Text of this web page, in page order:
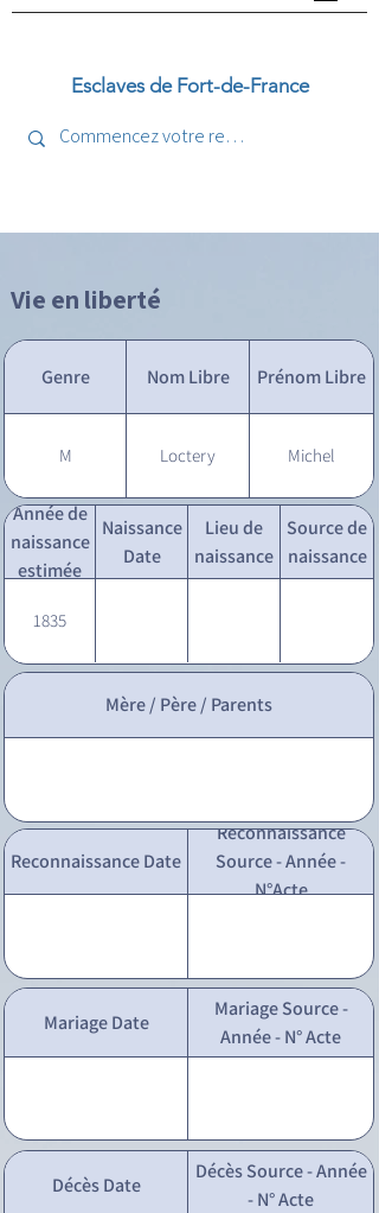
Esclaves de Fort-de-France
Vie en liberté
Genre Nom Libre Prénom Libre
M Loctery Michel
Année de
naissance
estimée
Naissance
Date
Lieu de
naissance
Source de
naissance
1835
Mère / Père / Parents
Reconnaissance Date
Reconnaissance
Source - Année -
N°Acte
Mariage Date
Mariage Source -
Année - N° Acte
Décès Date
Décès Source - Année
- N° Acte